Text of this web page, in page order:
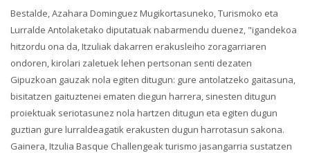
Bestalde, Azahara Dominguez Mugikortasuneko, Turismoko eta
Lurralde Antolaketako diputatuak nabarmendu duenez, "igandekoa
hitzordu ona da, Itzuliak dakarren erakusleiho zoragarriaren
ondoren, kirolari zaletuek lehen pertsonan senti dezaten
Gipuzkoan gauzak nola egiten ditugun: gure antolatzeko gaitasuna,
bisitatzen gaituztenei ematen diegun harrera, sinesten ditugun
proiektuak seriotasunez nola hartzen ditugun eta egiten dugun
guztian gure lurraldeagatik erakusten dugun harrotasun sakona.
Gainera, Itzulia Basque Challengeak turismo jasangarria sustatzen